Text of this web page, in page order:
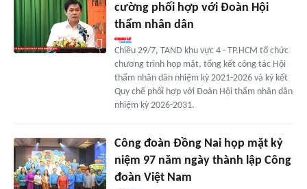
cường phối hợp với Đoàn Hội
thẩm nhân dân
Chiều 29/7, TAND khu vực 4 - TP.HCM tổ chức
chương trình họp mặt, tổng kết công tác Hội
thẩm nhân dân nhiệm kỳ 2021-2026 và ký kết
Quy chế phối hợp với Đoàn Hội thẩm nhân dân
nhiệm kỳ 2026-2031.
Công đoàn Đồng Nai họp mặt kỷ
niệm 97 năm ngày thành lập Công
đoàn Việt Nam